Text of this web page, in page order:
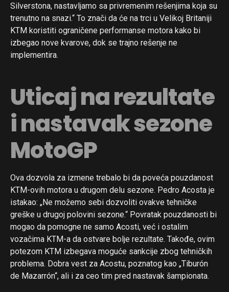
Silverstona, nastavljamo sa privremenim rešenjima koja su
trenutno na snazi.“ To znači da će na trci u Velikoj Britaniji
KTM koristiti ograničene performanse motora kako bi
izbegao nove kvarove, dok se trajno rešenje ne
implementira.
Uticaj na rezultate
i nastavak sezone
MotoGP
Ova dozvola za izmene trebalo bi da poveća pouzdanost
KTM-ovih motora u drugom delu sezone. Pedro Acosta je
istakao: „Ne možemo sebi dozvoliti ovakve tehničke
greške u drugoj polovini sezone.“ Povratak pouzdanosti bi
mogao da pomogne ne samo Acosti, već i ostalim
vozačima KTM-a da ostvare bolje rezultate. Takođe, ovim
potezom KTM izbegava moguće sankcije zbog tehničkih
problema. Dobra vest za Acostu, poznatog kao „Tiburón
de Mazarrón“, ali i za ceo tim pred nastavak šampionata.